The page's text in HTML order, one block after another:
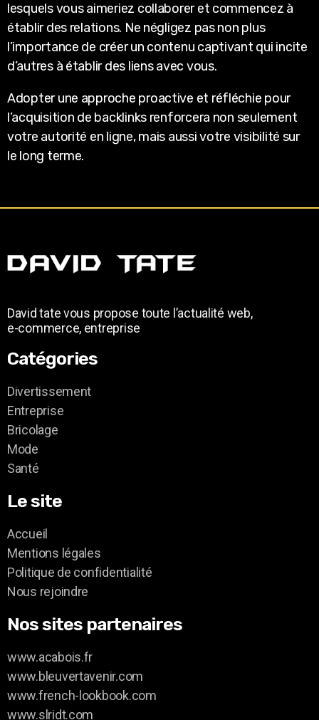
lesquels vous aimeriez collaborer et commencez à
établir des relations. Ne négligez pas non plus
l’importance de créer un contenu captivant qui incite
d’autres à établir des liens avec vous.
Adopter une approche proactive et réfléchie pour
l’acquisition de backlinks renforcera non seulement
votre autorité en ligne, mais aussi votre visibilité sur
le long terme.
David tate vous propose toute l’actualité web,
e-commerce, entreprise
Catégories
Divertissement
Entreprise
Bricolage
Mode
Santé
Le site
Accueil
Mentions légales
Politique de confidentialité
Nous rejoindre
Nos sites partenaires
www.acabois.fr
www.bleuvertavenir.com
www.french-lookbook.com
www.slridt.com